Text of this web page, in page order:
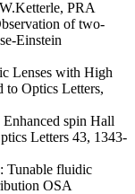
PRA
of two-
Einstein
Lenses with High
to Optics Letters,
Enhanced spin Hall
Letters 43, 1343-
Tunable fluidic
OSA